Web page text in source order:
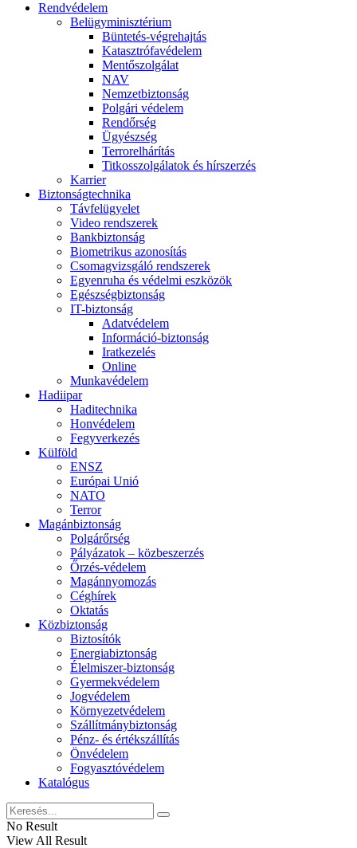
Rendvédelem
Belügyminisztérium
Büntetés-végrehajtás
Katasztrófavédelem
Mentőszolgálat
NAV
Nemzetbiztonság
Polgári védelem
Rendőrség
Ügyészség
Terrorelhárítás
Titkosszolgálatok és hírszerzés
Karrier
Biztonságtechnika
Távfelügyelet
Video rendszerek
Bankbiztonság
Biometrikus azonosítás
Csomagvizsgáló rendszerek
Egyenruha és védelmi eszközök
Egészségbiztonság
IT-biztonság
Adatvédelem
Információ-biztonság
Iratkezelés
Online
Munkavédelem
Hadiipar
Haditechnika
Honvédelem
Fegyverkezés
Külföld
ENSZ
Európai Unió
NATO
Terror
Magánbiztonság
Polgárőrség
Pályázatok – közbeszerzés
Őrzés-védelem
Magánnyomozás
Céghírek
Oktatás
Közbiztonság
Biztosítók
Energiabiztonság
Élelmiszer-biztonság
Gyermekvédelem
Jogvédelem
Környezetvédelem
Szállítmánybiztonság
Pénz- és értékszállítás
Önvédelem
Fogyasztóvédelem
Katalógus
No Result
View All Result